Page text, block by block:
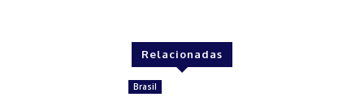
Relacionadas
Brasil